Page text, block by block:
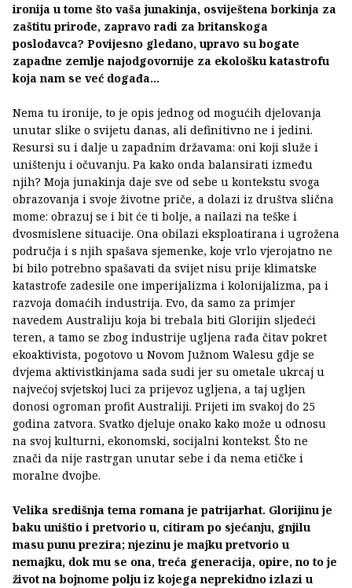
ironija u tome što vaša junakinja, osviještena borkinja za
zaštitu prirode, zapravo radi za britanskoga
poslodavca? Povijesno gledano, upravo su bogate
zapadne zemlje najodgovornije za ekološku katastrofu
koja nam se već događa...
Nema tu ironije, to je opis jednog od mogućih djelovanja
unutar slike o svijetu danas, ali definitivno ne i jedini.
Resursi su i dalje u zapadnim državama: oni koji služe i
uništenju i očuvanju. Pa kako onda balansirati između
njih? Moja junakinja daje sve od sebe u kontekstu svoga
obrazovanja i svoje životne priče, a dolazi iz društva slična
mome: obrazuj se i bit će ti bolje, a nailazi na teške i
dvosmislene situacije. Ona obilazi eksploatirana i ugrožena
područja i s njih spašava sjemenke, koje vrlo vjerojatno ne
bi bilo potrebno spašavati da svijet nisu prije klimatske
katastrofe zadesile one imperijalizma i kolonijalizma, pa i
razvoja domaćih industrija. Evo, da samo za primjer
navedem Australiju koja bi trebala biti Glorijin sljedeći
teren, a tamo se zbog industrije ugljena rađa čitav pokret
ekoaktivista, pogotovo u Novom Južnom Walesu gdje se
dvjema aktivistkinjama sada sudi jer su ometale ukrcaj u
najvećoj svjetskoj luci za prijevoz ugljena, a taj ugljen
donosi ogroman profit Australiji. Prijeti im svakoj do 25
godina zatvora. Svatko djeluje onako kako može u odnosu
na svoj kulturni, ekonomski, socijalni kontekst. Što ne
znači da nije rastrgan unutar sebe i da nema etičke i
moralne dvojbe.
Velika središnja tema romana je patrijarhat. Glorijinu je
baku uništio i pretvorio u, citiram po sjećanju, gnjilu
masu punu prezira; njezinu je majku pretvorio u
nemajku, dok mu se ona, treća generacija, opire, no to je
život na bojnome polju iz kojega neprekidno izlazi u